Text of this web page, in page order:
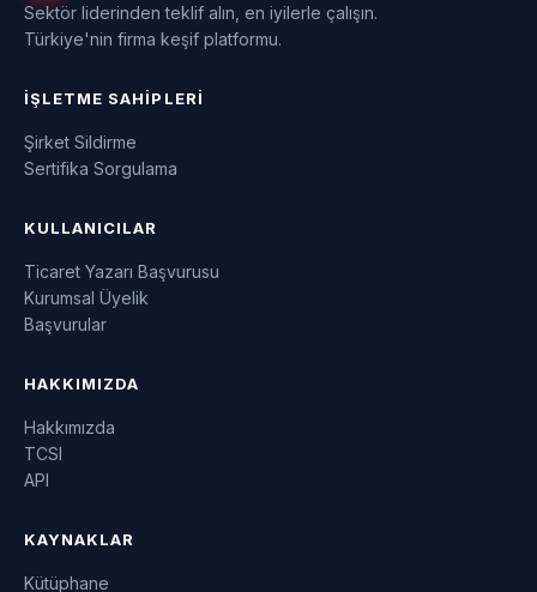
Sektör liderinden teklif alın, en iyilerle çalışın.
Türkiye'nin firma keşif platformu.
İŞLETME SAHIPLERI
Şirket Sildirme
Sertifika Sorgulama
KULLANICILAR
Ticaret Yazarı Başvurusu
Kurumsal Üyelik
Başvurular
HAKKIMIZDA
Hakkımızda
TCSI
API
KAYNAKLAR
Kütüphane